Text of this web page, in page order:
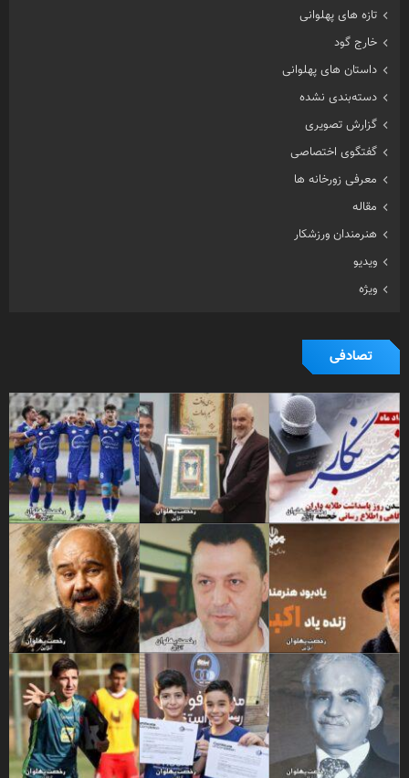
تازه های پهلوانی
خارج گود
داستان های پهلوانی
دسته‌بندی نشده
گزارش تصویری
گفتگوی اختصاصی
معرفی زورخانه ها
مقاله
هنرمندان ورزشکار
ویدیو
ویژه
تصادفی